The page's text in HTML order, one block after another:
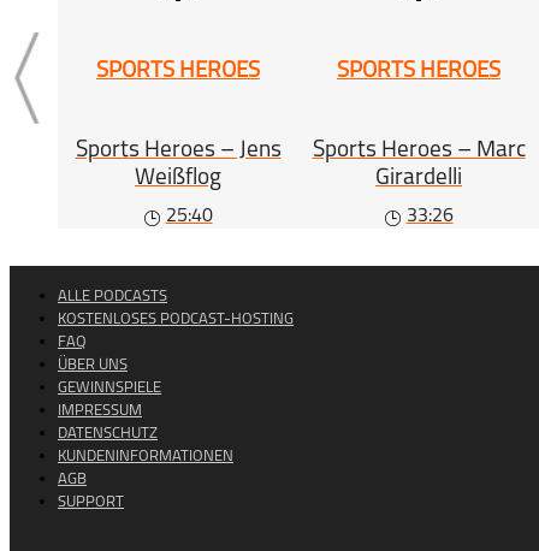
SPORTS HEROES
Sports Heroes – Jens
Weißflog
25:40
SPORTS HEROES
Sports Heroes – Marc
Girardelli
33:26
ALLE PODCASTS
KOSTENLOSES PODCAST-HOSTING
FAQ
ÜBER UNS
GEWINNSPIELE
IMPRESSUM
DATENSCHUTZ
KUNDENINFORMATIONEN
AGB
SUPPORT